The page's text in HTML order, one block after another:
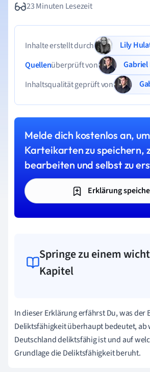
23 Minuten Lesezeit
Inhalte erstellt durch
Lily
Quellenüberprüft von
Gabriel
Inhaltsqualität geprüft von
Melde dich kostenlos an, um
Karteikarten zu speichern,
bearbeiten und selbst zu
Erklärung
Springe zu einem
Kapitel
In dieser Erklärung erfährst Du, was der
Deliktsfähigkeit überhaupt bedeutet, ab
Deutschland deliktsfähig ist und auf
Grundlage die Deliktsfähigkeit beruht.